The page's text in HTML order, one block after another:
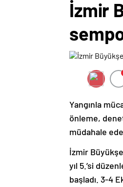
İzmir
Yangınla
önleme,
müdahale
İzmir
yıl 5.’si
başladı. 3-4